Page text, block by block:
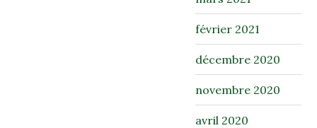
février 2021
décembre 2020
novembre 2020
avril 2020